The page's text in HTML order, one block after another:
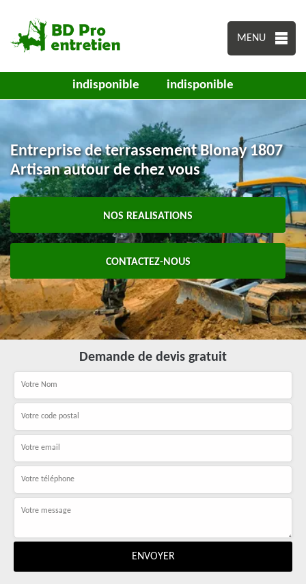
MENU
indisponible indisponible
Entreprise de terrassement Blonay 1807
Artisan autour de chez vous
NOS REALISATIONS
CONTACTEZ-NOUS
Demande de devis gratuit